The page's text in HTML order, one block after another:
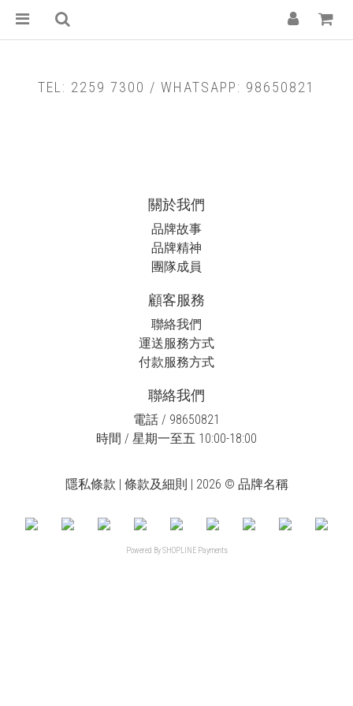
TEL: 2259 7300 / WHATSAPP: 98650821
關於我們
品牌故事
品牌精神
團隊成員
顧客服務
聯絡我們
運送服務方式
付款服務方式
聯絡我們
電話 / 98650821
時間 / 星期一至五 10:00-18:00
隱私條款 | 條款及細則 | 2026 © 品牌名稱
Powered BySHOPLINE Payments